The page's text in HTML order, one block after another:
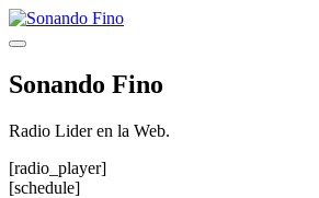
Saltar
al
Menú
Sonando Fino
Radio Lider en la Web.
[radio_player]
[schedule]